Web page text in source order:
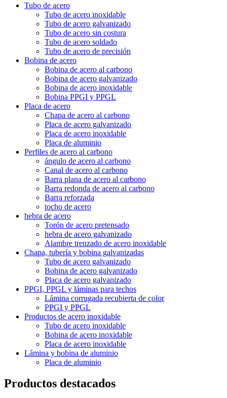
Tubo de acero
Tubo de acero inoxidable
Tubo de acero galvanizado
Tubo de acero sin costura
Tubo de acero soldado
Tubo de acero de precisión
Bobina de acero
Bobina de acero al carbono
Bobina de acero galvanizado
Bobina de acero inoxidable
Bobina PPGI y PPGL
Placa de acero
Chapa de acero al carbono
Placa de acero galvanizado
Placa de acero inoxidable
Placa de aluminio
Perfiles de acero al carbono
ángulo de acero al carbono
Canal de acero al carbono
Barra plana de acero al carbono
Barra redonda de acero al carbono
Barra reforzada
tocho de acero
hebra de acero
Torón de acero pretensado
hebra de acero galvanizado
Alambre trenzado de acero inoxidable
Chapa, tubería y bobina galvanizadas
Tubo de acero galvanizado
Bobina de acero galvanizado
Placa de acero galvanizado
PPGI, PPGL y láminas para techos
Lámina corrugada recubierta de color
PPGI y PPGL
Productos de acero inoxidable
Tubo de acero inoxidable
Bobina de acero inoxidable
Placa de acero inoxidable
Lámina y bobina de aluminio
Placa de aluminio
Productos destacados